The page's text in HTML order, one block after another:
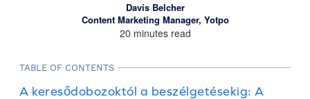
Davis Belcher
Content Marketing Manager, Yotpo
20 minutes read
TABLE OF CONTENTS
A keresődobozoktól a beszélgetésekig: A